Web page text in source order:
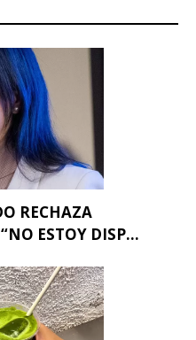
RECHAZA
ESTOY DISP...